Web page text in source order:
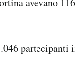
avevano
partecipanti